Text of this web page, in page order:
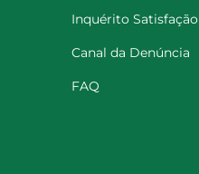
Inquérito Satisfação
Canal da Denúncia
FAQ